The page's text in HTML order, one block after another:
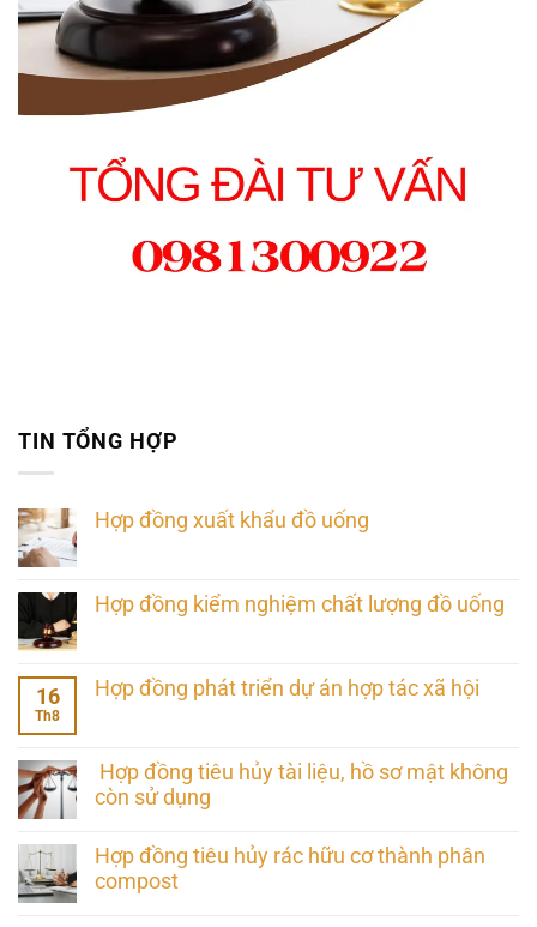
TIN TỔNG HỢP
Hợp đồng xuất khẩu đồ uống
Hợp đồng kiểm nghiệm chất lượng đồ uống
16
Th8
Hợp đồng phát triển dự án hợp tác xã hội
Hợp đồng tiêu hủy tài liệu, hồ sơ mật không
còn sử dụng
Hợp đồng tiêu hủy rác hữu cơ thành phân
compost